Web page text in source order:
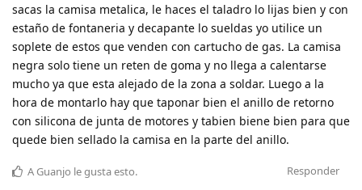
sacas la camisa metalica, le haces el taladro lo lijas bien y con
estaño de fontaneria y decapante lo sueldas yo utilice un
soplete de estos que venden con cartucho de gas. La camisa
negra solo tiene un reten de goma y no llega a calentarse
mucho ya que esta alejado de la zona a soldar. Luego a la
hora de montarlo hay que taponar bien el anillo de retorno
con silicona de junta de motores y tabien biene bien para que
quede bien sellado la camisa en la parte del anillo.
Responder
A Guanjo le gusta esto.